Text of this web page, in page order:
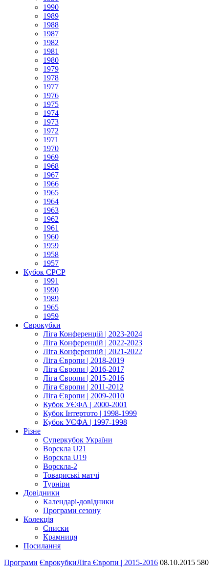
1990
1989
1988
1987
1982
1981
1980
1979
1978
1977
1976
1975
1974
1973
1972
1971
1970
1969
1968
1967
1966
1965
1964
1963
1962
1961
1960
1959
1958
1957
Кубок СРСР
1991
1990
1989
1965
1959
Єврокубки
Ліга Конференцій | 2023-2024
Ліга Конференцій | 2022-2023
Ліга Конференцій | 2021-2022
Ліга Європи | 2018-2019
Ліга Європи | 2016-2017
Ліга Європи | 2015-2016
Ліга Європи | 2011-2012
Ліга Європи | 2009-2010
Кубок УЄФА | 2000-2001
Кубок Інтертото | 1998-1999
Кубок УЄФА | 1997-1998
Різне
Суперкубок України
Ворскла U21
Ворскла U19
Ворскла-2
Товариські матчі
Турніри
Довідники
Календарі-довідники
Програми сезону
Колекція
Списки
Крамниця
Посилання
Програми ЄврокубкиЛіга Європи | 2015-2016 08.10.2015 580